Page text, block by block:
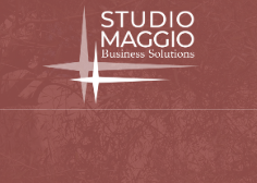
content